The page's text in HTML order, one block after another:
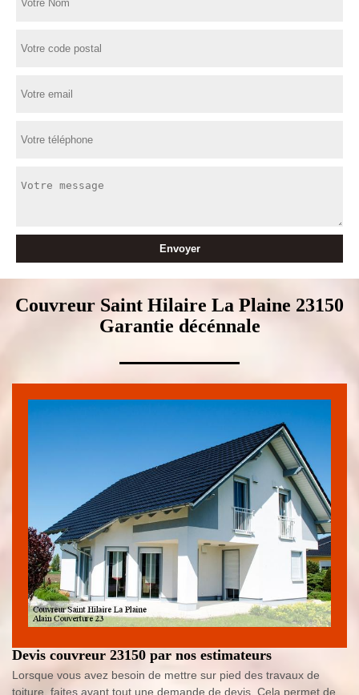
Couvreur Saint Hilaire La Plaine 23150
Garantie décénnale
Devis couvreur 23150 par nos estimateurs
Lorsque vous avez besoin de mettre sur pied des travaux de
toiture, faites avant tout une demande de devis. Cela permet de